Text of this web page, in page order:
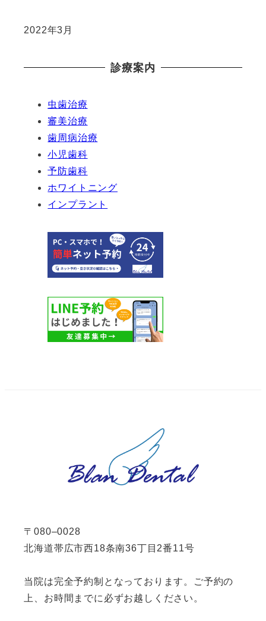
2022年3月
診療案内
虫歯治療
審美治療
歯周病治療
小児歯科
予防歯科
ホワイトニング
インプラント
〒080–0028
北海道帯広市西18条南36丁目2番11号
当院は完全予約制となっております。ご予約の
上、お時間までに必ずお越しください。